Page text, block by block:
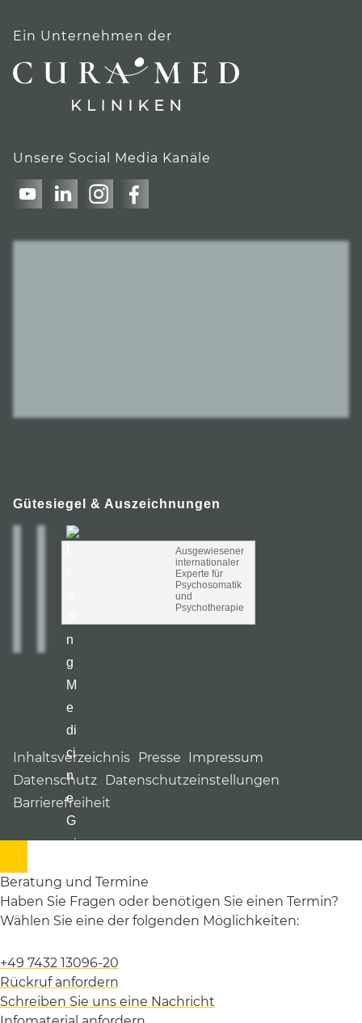
Gütesiegel & Auszeichnungen
Ausgewiesener
internationaler
Experte für
Psychosomatik
und
Psychotherapie
Ein Unternehmen der
Unsere Social Media Kanäle
Inhaltsverzeichnis Presse Impressum
Datenschutz Datenschutzeinstellungen
Barrierefreiheit
Beratung und Termine
Haben Sie Fragen oder benötigen Sie einen Termin?
Wählen Sie eine der folgenden Möglichkeiten:
+49 7432 13096-20
Rückruf anfordern
Schreiben Sie uns eine Nachricht